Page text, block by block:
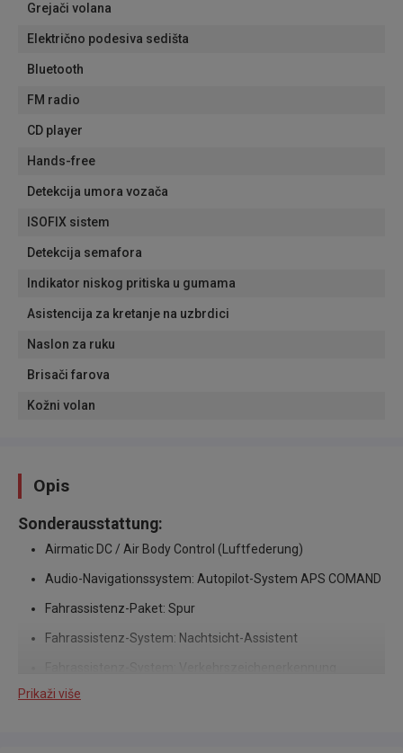
Grejači volana
Električno podesiva sedišta
Bluetooth
FM radio
CD player
Hands-free
Detekcija umora vozača
ISOFIX sistem
Detekcija semafora
Indikator niskog pritiska u gumama
Asistencija za kretanje na uzbrdici
Naslon za ruku
Brisači farova
Kožni volan
Opis
Sonderausstattung:
Airmatic DC / Air Body Control (Luftfederung)
Audio-Navigationssystem: Autopilot-System APS COMAND
Fahrassistenz-Paket: Spur
Fahrassistenz-System: Nachtsicht-Assistent
Komfort-Klimaautomatik (Thermotronik 3-Zonen)
Prikaži više